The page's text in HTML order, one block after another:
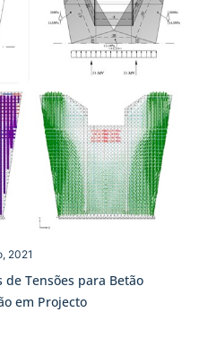
de Tensões para Betão
em Projecto
2021